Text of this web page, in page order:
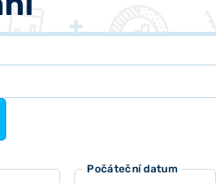
Počáteční datum